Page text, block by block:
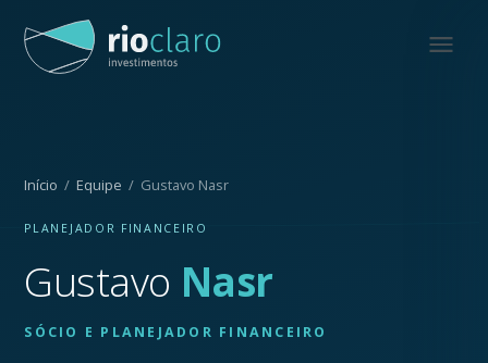
Início / Equipe / Gustavo Nasr
PLANEJADOR FINANCEIRO
Gustavo Nasr
SÓCIO E PLANEJADOR FINANCEIRO